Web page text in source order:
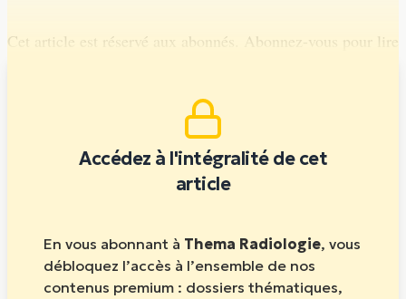
Cet article est réservé aux abonnés. Abonnez-vous pour lire
Accédez à l'intégralité de cet
article
En vous abonnant à Thema Radiologie, vous
débloquez l’accès à l’ensemble de nos
contenus premium : dossiers thématiques,